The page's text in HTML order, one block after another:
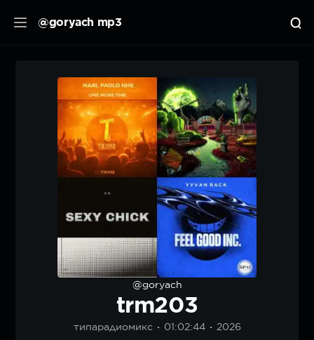
@goryach mp3
@goryach
trm203
типарадиомикс 01:02:44 2026